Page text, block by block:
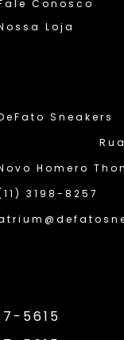
Conosco
Loja
Sneakers
Homero
3198-8257
5615